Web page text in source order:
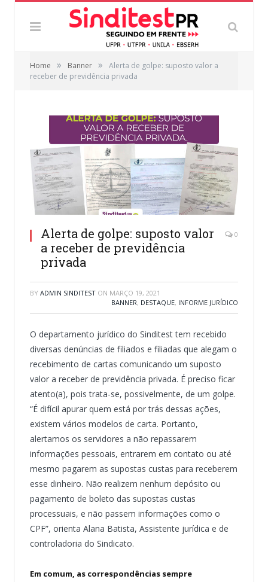
Home » Banner »
Alerta de golpe: suposto valor a
receber de previdência privada
Alerta de golpe: suposto valor
a receber de previdência
privada
0
BY ADMIN SINDITEST ON MARÇO 19, 2021
BANNER, DESTAQUE, INFORME JURÍDICO
O departamento jurídico do Sinditest tem recebido
diversas denúncias de filiados e filiadas que alegam o
recebimento de cartas comunicando um suposto
valor a receber de previdência privada. É preciso ficar
atento(a), pois trata-se, possivelmente, de um golpe.
“É difícil apurar quem está por trás dessas ações,
existem vários modelos de carta. Portanto,
alertamos os servidores a não repassarem
informações pessoais, entrarem em contato ou até
mesmo pagarem as supostas custas para receberem
esse dinheiro. Não realizem nenhum depósito ou
pagamento de boleto das supostas custas
processuais, e não passem informações como o
CPF”, orienta Alana Batista, Assistente jurídica e de
controladoria do Sindicato.
Em comum, as correspondências sempre